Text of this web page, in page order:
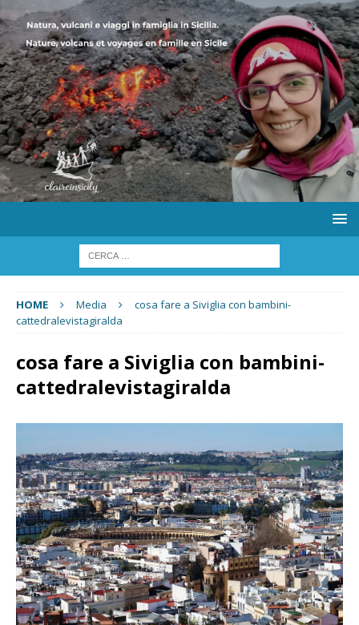
HOME Media
cosa fare a Siviglia con bambini-
cattedralevistagiralda
cosa fare a Siviglia con bambini-
cattedralevistagiralda